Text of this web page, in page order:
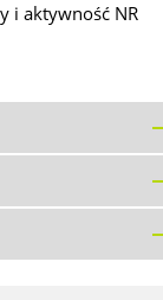
i aktywność NR